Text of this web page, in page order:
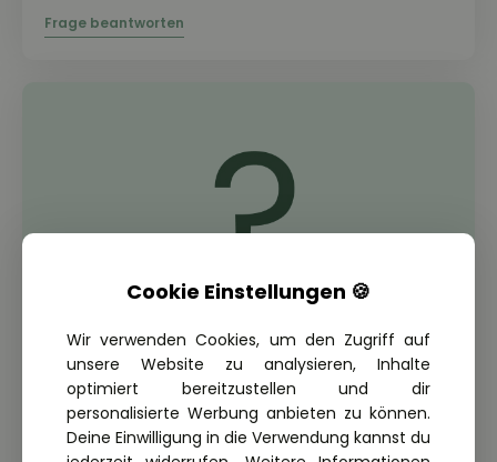
THEORIE FRAGE: 2.6.06-301
Wie lang darf ein Zug, bestehend aus
einem Lkw und einem Anhänger, ohne
Cookie Einstellungen 🍪
Wir verwenden Cookies, um den Zugriff auf
unsere Website zu analysieren, Inhalte
optimiert bereitzustellen und dir
personalisierte Werbung anbieten zu können.
Deine Einwilligung in die Verwendung kannst du